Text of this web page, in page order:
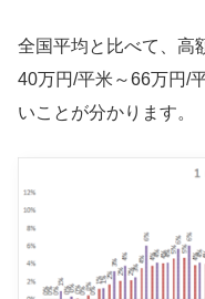
全国平均と比べて、高
40万円/平米～66万円/
いことが分かります。